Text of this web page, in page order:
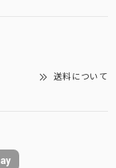
送料について